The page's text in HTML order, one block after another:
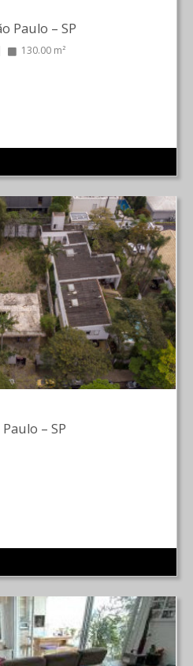
Paulo – SP
130.00 m²
Paulo – SP